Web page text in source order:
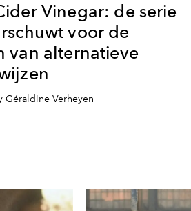
Vinegar: de serie
voor de
van alternatieve
Géraldine Verheyen